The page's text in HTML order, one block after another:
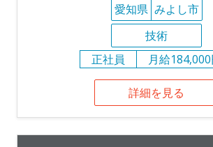
愛知県 みよし市
技術
正社員
月給
詳細を見る